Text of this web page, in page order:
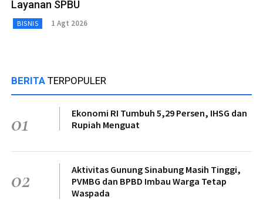
Layanan SPBU
BISNIS 1 Agt 2026
BERITA TERPOPULER
01
Ekonomi RI Tumbuh 5,29 Persen, IHSG dan
Rupiah Menguat
02
Aktivitas Gunung Sinabung Masih Tinggi,
PVMBG dan BPBD Imbau Warga Tetap
Waspada